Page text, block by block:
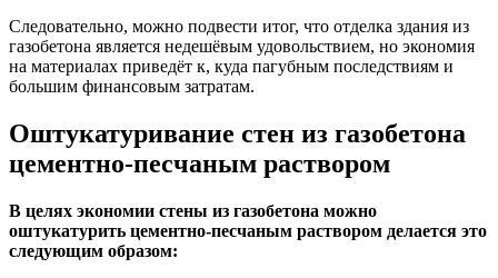
Следовательно, можно подвести итог, что отделка здания из
газобетона является недешёвым удовольствием, но экономия
на материалах приведёт к, куда пагубным последствиям и
большим финансовым затратам.
Оштукатуривание стен из газобетона
цементно-песчаным раствором
В целях экономии стены из газобетона можно
оштукатурить цементно-песчаным раствором делается это
следующим образом: